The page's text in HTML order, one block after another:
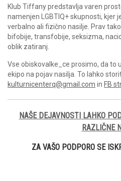
Klub Tiffany predstavlja varen
namenjen LGBTIQ+ skupnosti, kjer
verbalno ali fizično nasilje. Prav
bifobije, transfobije, seksizma,
oblik zatiranj.
Vse obiskovalke_ce prosimo, da to
ekipo na pojav nasilja. To lahko
kulturnicenterq@gmail.com in FB
NAŠE DEJAVNOSTI LAHKO
RAZLIČNE
ZA VAŠO PODPORO SE